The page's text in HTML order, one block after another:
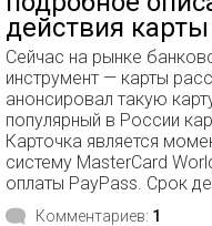
действия карты
Сейчас на рынке
инструмент — карты
анонсировал такую
популярный в России
Карточка является
систему MasterCard
оплаты PayPass. Срок
Комментариев: 1